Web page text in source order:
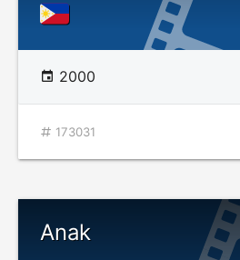
2000
173031
Anak